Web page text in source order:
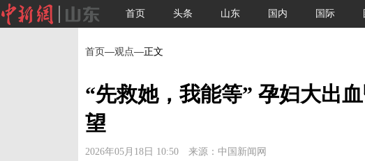
首页 头条 山东 国内 国际
首页—观点—正文
“先救她，我能等” 孕妇大出
望
2026年05月18日 10:50 来源：中国新闻网